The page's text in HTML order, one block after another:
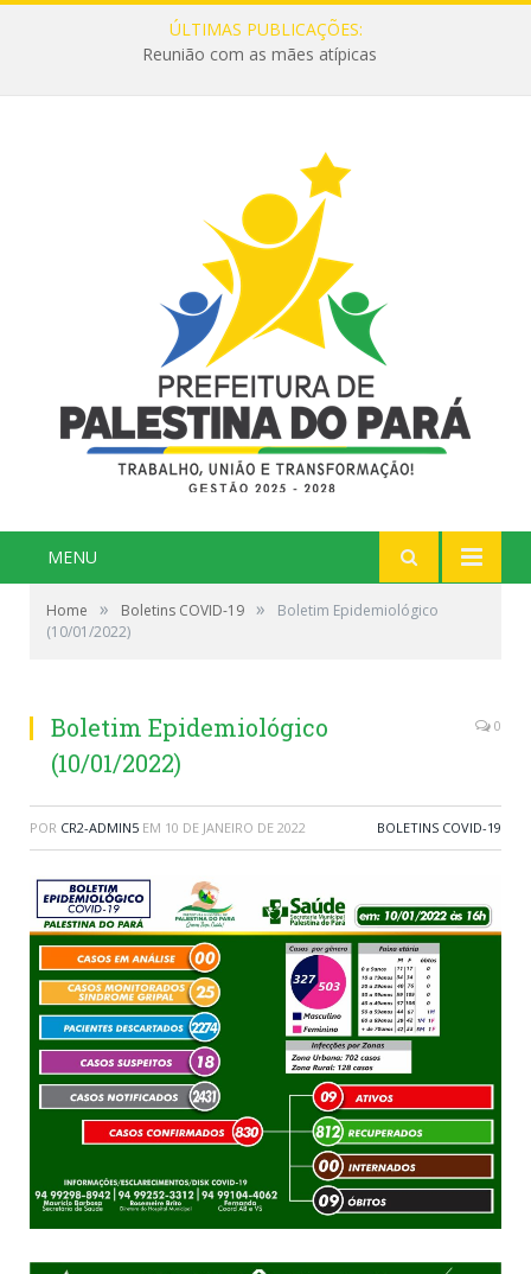
ÚLTIMAS PUBLICAÇÕES:
Reunião com as mães atípicas
MENU
Home » Boletins COVID-19 »
Boletim Epidemiológico
(10/01/2022)
Boletim Epidemiológico
(10/01/2022)
0
POR CR2-ADMIN5 EM 10 DE JANEIRO DE 2022 BOLETINS COVID-19